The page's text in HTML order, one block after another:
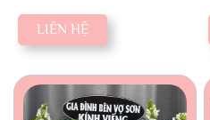
AN YÊN
LIÊN HỆ